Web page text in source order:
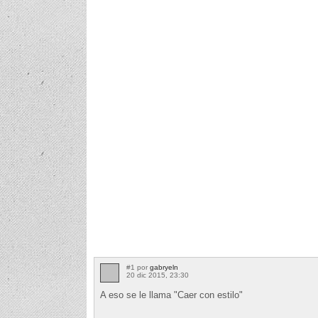
#1 por gabryeln
20 dic 2015, 23:30
A eso se le llama "Caer con estilo"